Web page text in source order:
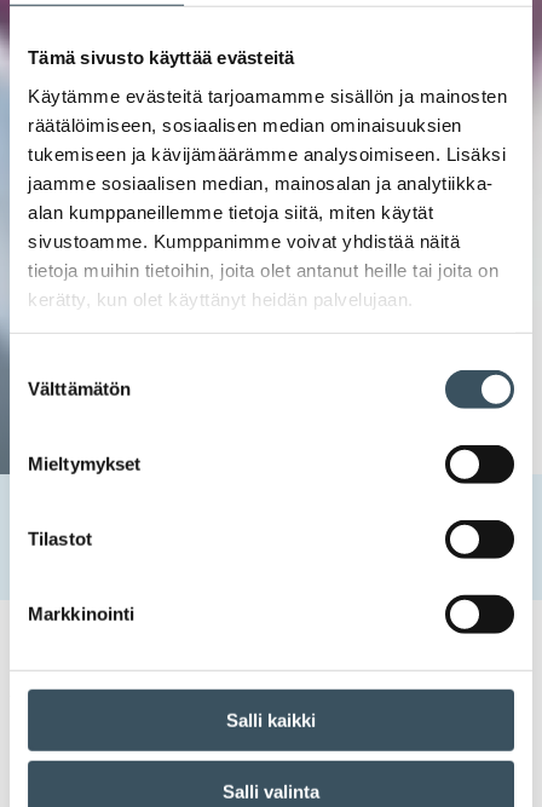
Tämä sivusto käyttää evästeitä
Käytämme evästeitä tarjoamamme sisällön ja mainosten
räätälöimiseen, sosiaalisen median ominaisuuksien
tukemiseen ja kävijämäärämme analysoimiseen. Lisäksi
jaamme sosiaalisen median, mainosalan ja analytiikka-
alan kumppaneillemme tietoja siitä, miten käytät
sivustoamme. Kumppanimme voivat yhdistää näitä
tietoja muihin tietoihin, joita olet antanut heille tai joita on
kerätty, kun olet käyttänyt heidän palvelujaan.
valinta
Välttämätön
Mieltymykset
Tilastot
Markkinointi
Salli kaikki
Salli valinta
Zombiakkukampanja muistuttaa paristojen ja akkujen
11.05.2022 09:44 Uutiset kierrätys,paristokierrätys,turvallisuus,
zombiakut
Zombiakkukampanja
muistuttaa paristojen ja